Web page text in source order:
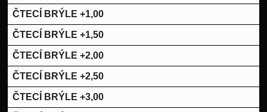
ČTECÍ BRÝLE +1,00
ČTECÍ BRÝLE +1,50
ČTECÍ BRÝLE +2,00
ČTECÍ BRÝLE +2,50
ČTECÍ BRÝLE +3,00